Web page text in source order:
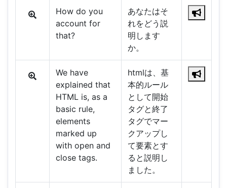
How do you
account for
that?
あなたはそ
れをどう説
明します
か。
We have
explained that
HTML is, as a
basic rule,
elements
marked up
with open and
close tags.
htmlは、基
本的ルール
として開始
タグと終了
タグでマー
クアップし
て要素とす
ると説明し
ました。